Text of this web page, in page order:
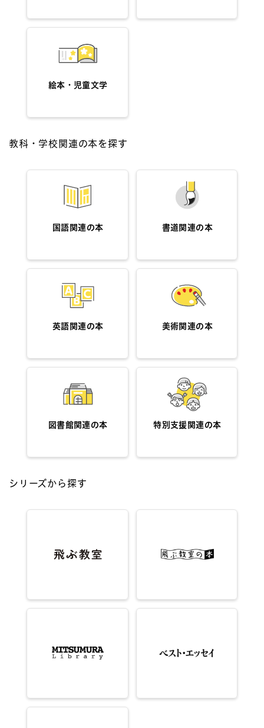
絵本・児童文学
教科・学校関連の本を探す
国語関連の本 書道関連の本
英語関連の本 美術関連の本
図書館関連の本 特別支援関連の本
シリーズから探す